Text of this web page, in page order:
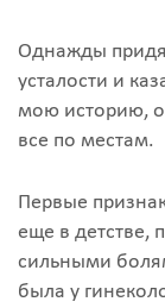
Однажды придя
усталости и
мою историю,
все по местам.
Первые
еще в детстве,
сильными
была у